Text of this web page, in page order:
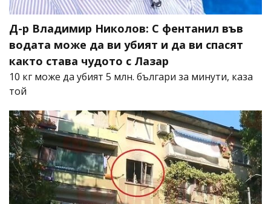
Д-р Владимир Николов: С фентанил във
водата може да ви убият и да ви спасят
както става чудото с Лазар
10 кг може да убият 5 млн. българи за минути, каза
той